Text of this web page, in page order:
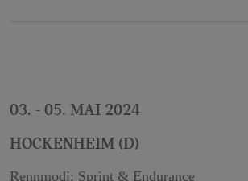
03. - 05. Mai 2024
Hockenheim (D)
Rennmodi: Sprint & Endurance